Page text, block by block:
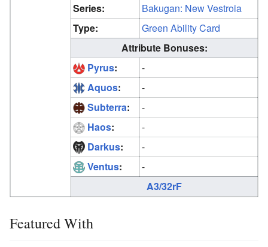
Series:
Bakugan: New Vestroia
Type:
Green Ability Card
Attribute Bonuses:
Pyrus:
-
Aquos:
-
Subterra:
-
Haos:
-
Darkus:
-
Ventus:
-
A3/32rF
Featured With